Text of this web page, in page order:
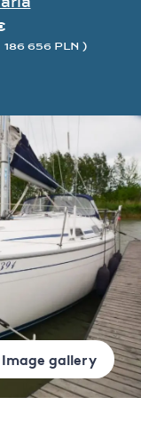
Image gallery
186 656 PLN )